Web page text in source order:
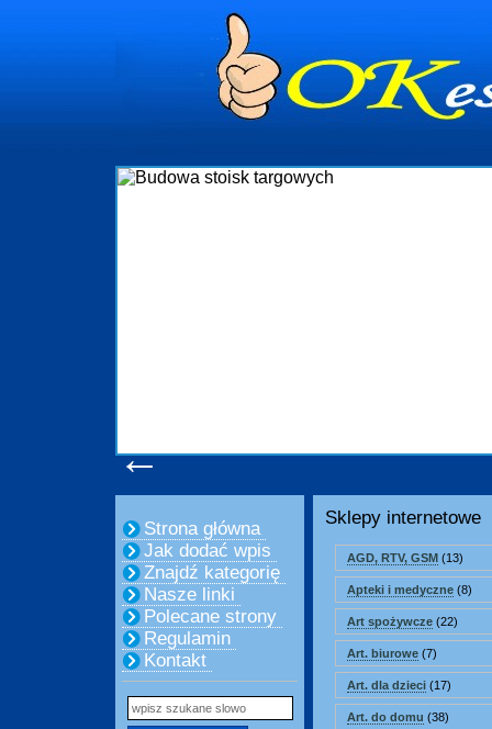
←
Strona główna
Jak dodać wpis
Znajdź kategorię
Nasze linki
Polecane strony
Regulamin
Kontakt
Sklepy internetowe
AGD, RTV, GSM (13)
Apteki i medyczne (8)
Art spożywcze (22)
Art. biurowe (7)
Art. dla dzieci (17)
Art. do domu (38)